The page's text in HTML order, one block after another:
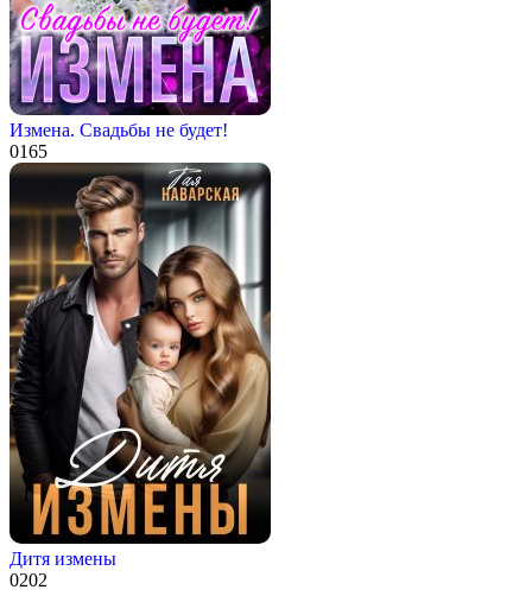
Измена. Свадьбы не будет!
0165
Дитя измены
0202